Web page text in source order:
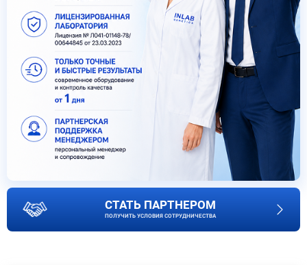
СТАТЬ ПАРТНЕРОМ
ПОЛУЧИТЬ УСЛОВИЯ СОТРУДНИЧЕСТВА